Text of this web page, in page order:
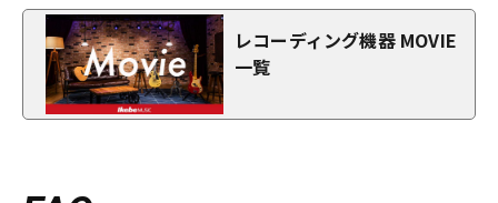
レコーディング機器 MOVIE
一覧